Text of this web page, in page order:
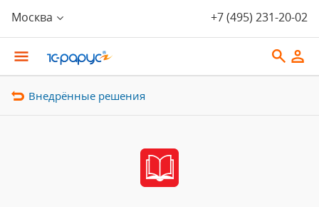
Москва +7 (495) 231-20-02
Внедрённые решения